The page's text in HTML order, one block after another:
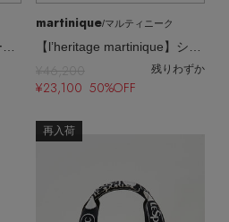
ンシャル】
交差する16の名品
martinique/マルティニーク
¥46,200 残りわずか
¥23,100 50%OFF
再入荷